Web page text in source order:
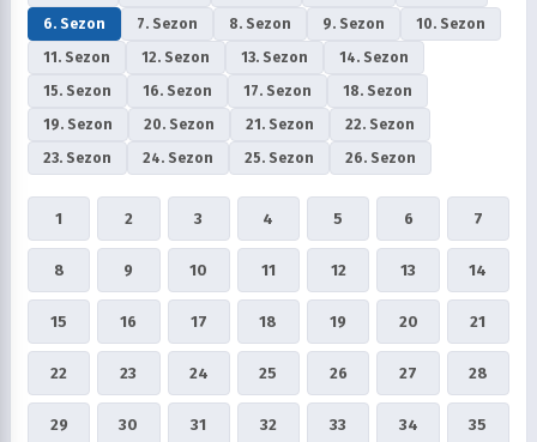
6. Sezon
7. Sezon 8. Sezon 9. Sezon
10. Sezon
11. Sezon
12. Sezon 13. Sezon
14. Sezon
15. Sezon
16. Sezon 17. Sezon
18. Sezon
19. Sezon
20. Sezon 21. Sezon
22. Sezon
23. Sezon
24. Sezon 25. Sezon 26. Sezon
1 2 3 4 5 6 7
8 9 10 11 12 13 14
15 16 17 18 19 20 21
22 23 24 25 26 27 28
29 30 31 32 33 34 35